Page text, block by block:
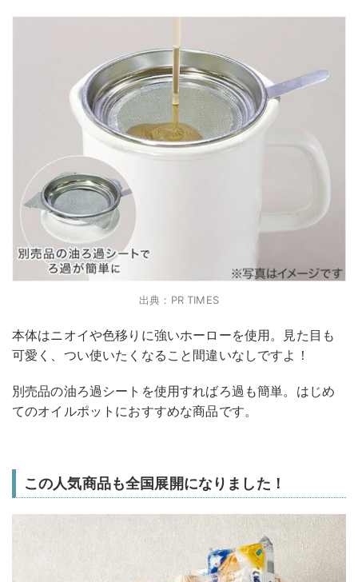
出典：PR TIMES
本体はニオイや色移りに強いホーローを使用。見た目も
可愛く、つい使いたくなること間違いなしですよ！
別売品の油ろ過シートを使用すればろ過も簡単。はじめ
てのオイルポットにおすすめな商品です。
この人気商品も全国展開になりました！